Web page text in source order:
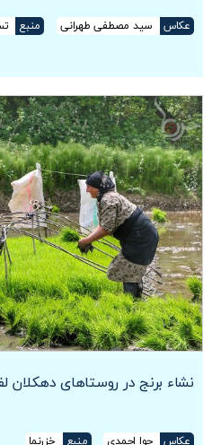
عکاس سید مصطفی طهرانی منبع
نشاء برنج در روستاهای دهکلان
عکاس حوا احمدی منبع خزرنما